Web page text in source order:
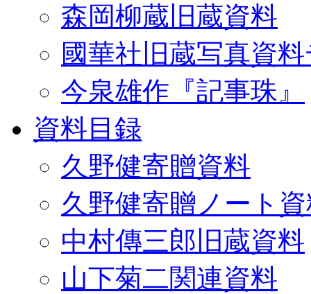
森岡柳蔵旧蔵資料
國華社旧蔵写真資
今泉雄作『記事珠』
資料目録
久野健寄贈資料
久野健寄贈ノート
中村傳三郎旧蔵資料
山下菊二関連資料